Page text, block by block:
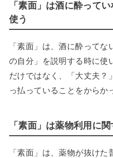
「素面」は酒に酔って
使う
「素面」は、酒に酔って
の自分」を説明する時に使
だけではなく、「大丈夫？
っ払っていることをからか
「素面」は薬物利用に
「素面」は、薬物が抜け